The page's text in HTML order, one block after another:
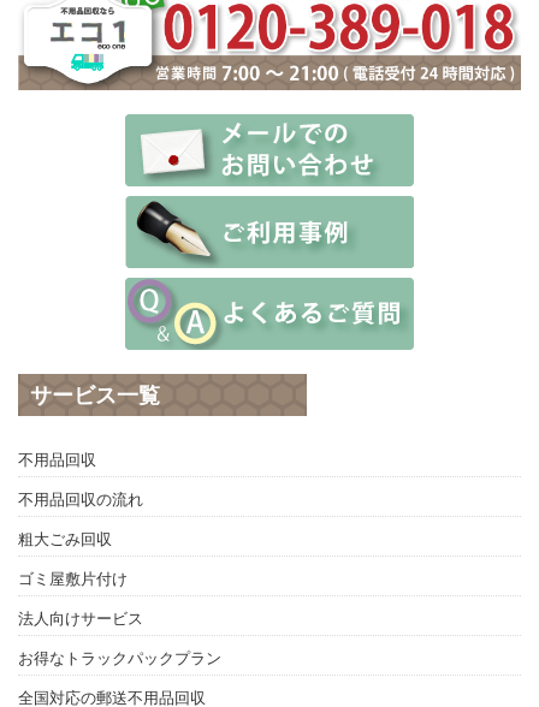
サービス一覧
不用品回収
不用品回収の流れ
粗大ごみ回収
ゴミ屋敷片付け
法人向けサービス
お得なトラックパックプラン
全国対応の郵送不用品回収